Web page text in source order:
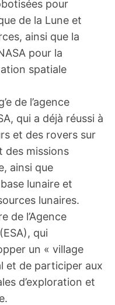
pour
de la Lune et
ainsi que la
pour la
spatiale
de l’agence
qui a déjà réussi à
et des rovers sur
des missions
ainsi que
base lunaire et
lunaires.
de l’Agence
qui
un « village
et de participer aux
d’exploration et